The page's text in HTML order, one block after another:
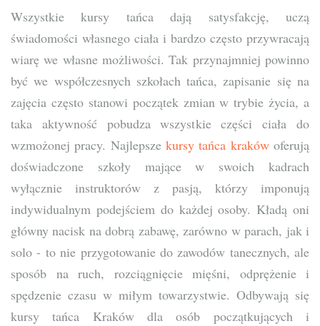
Wszystkie kursy tańca dają satysfakcję, uczą
świadomości własnego ciała i bardzo często przywracają
wiarę we własne możliwości. Tak przynajmniej powinno
być we współczesnych szkołach tańca, zapisanie się na
zajęcia często stanowi początek zmian w trybie życia, a
taka aktywność pobudza wszystkie części ciała do
wzmożonej pracy. Najlepsze kursy tańca krakówoferują
doświadczone szkoły mające w swoich kadrach
wyłącznie instruktorów z pasją, którzy imponują
indywidualnym podejściem do każdej osoby. Kładą oni
główny nacisk na dobrą zabawę, zarówno w parach, jak i
solo - to nie przygotowanie do zawodów tanecznych, ale
sposób na ruch, rozciągnięcie mięśni, odprężenie i
spędzenie czasu w miłym towarzystwie. Odbywają się
kursy tańca Kraków dla osób początkujących i